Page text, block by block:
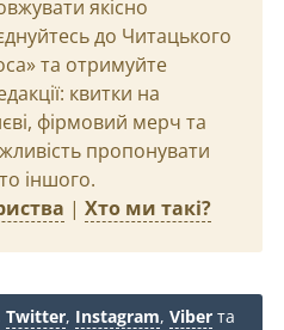
якісно
до Читацького
та отримуйте
квитки на
фірмовий мерч та
пропонувати
іншого.
| Хто ми такі?
Twitter, Instagram, Viber та